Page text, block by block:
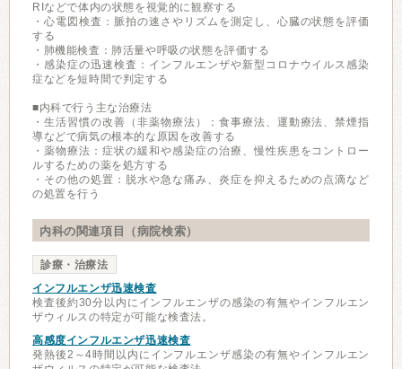
RIなどで体内の状態を視覚的に観察する
・心電図検査：脈拍の速さやリズムを測定し、心臓の状態を評価
する
・肺機能検査：肺活量や呼吸の状態を評価する
・感染症の迅速検査：インフルエンザや新型コロナウイルス感染
症などを短時間で判定する
■内科で行う主な治療法
・生活習慣の改善（非薬物療法）：食事療法、運動療法、禁煙指
導などで病気の根本的な原因を改善する
・薬物療法：症状の緩和や感染症の治療、慢性疾患をコントロー
ルするための薬を処方する
・その他の処置：脱水や急な痛み、炎症を抑えるための点滴など
の処置を行う
内科の関連項目（病院検索）
診療・治療法
インフルエンザ迅速検査
検査後約30分以内にインフルエンザの感染の有無やインフルエン
ザウィルスの特定が可能な検査法。
高感度インフルエンザ迅速検査
発熱後2～4時間以内にインフルエンザ感染の有無やインフルエン